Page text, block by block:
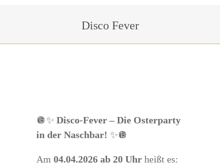
Sie befinden sich hier:
Disco Fever
🪩✨ Disco-Fever – Die Osterparty
in der Naschbar! ✨🪩
Am 04.04.2026 ab 20 Uhr heißt es: